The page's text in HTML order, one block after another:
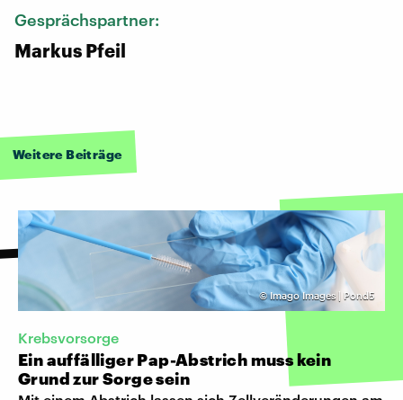
Gesprächspartner:
Markus Pfeil
Weitere Beiträge
©Imago Images | Pond5
Krebsvorsorge
Ein auffälliger Pap-Abstrich muss kein
Grund zur Sorge sein